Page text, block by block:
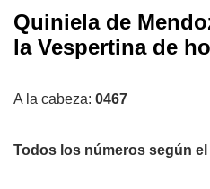
Quiniela de
la Vespertina de
A la cabeza: 0467
Todos los números según